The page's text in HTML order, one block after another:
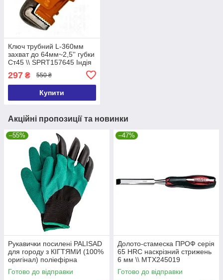
Ключ трубний L-360мм
захват до 64мм~2,5'' губки
Ст45 \\ SPRT157645 Індія
297 ₴ 550 ₴
Купити
Акційні пропозиції та новинки
–55%
Рукавички посилені PALISAD
для городу з КІГТЯМИ (100%
оригінал) поліефірна
еластична основа \\ PALISAD
67748
Готово до відправки
–47%
Долото-стамеска ПРОФ серія
65 HRC наскрізний стрижень
6 мм \\ MTX245019
Готово до відправки